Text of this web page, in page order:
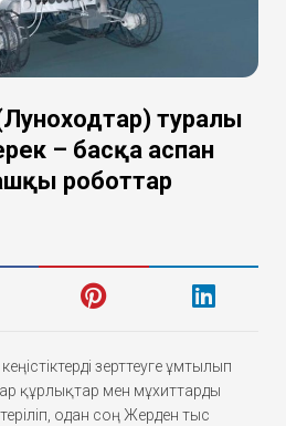
туралы
– басқа аспан
роботтар
зерттеуге ұмтылып
құрлықтар мен мұхиттарды
одан соң Жерден тыс